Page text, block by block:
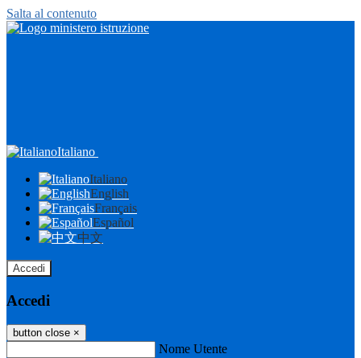
Salta al contenuto
Italiano
Italiano
English
Français
Español
中文
Accedi
Accedi
button close ×
Nome Utente